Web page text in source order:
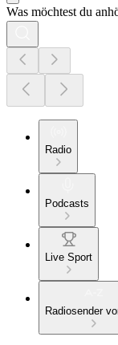
Was möchtest du
Radio
Podcasts
Live Sport
Radiosender